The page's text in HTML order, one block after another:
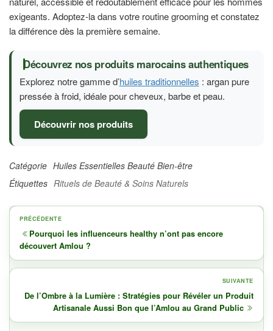
exigeants. Adoptez-la dans votre routine grooming et constatez
la différence dès la première semaine.
Découvrez nos produits marocains authentiques
Explorez notre gamme d’huiles traditionnelles : argan pure
pressée à froid, idéale pour cheveux, barbe et peau.
Découvrir nos produits
Catégorie Huiles Essentielles Beauté Bien-être
Étiquettes Rituels de Beauté & Soins Naturels
Navigation
de
l’article
Article
précédent
PRÉCÉDENTE
Pourquoi les influenceurs healthy n’ont pas encore
découvert Amlou ?
SUIVANTE
De l’Ombre à la Lumière : Stratégies pour Révéler un Produit
Artisanale Aussi Bon que l’Amlou au Grand Public